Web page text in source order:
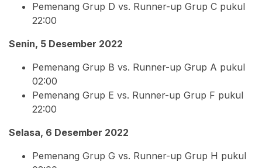
Pemenang Grup D vs. Runner-up Grup C pukul
22:00
Senin, 5 Desember 2022
Pemenang Grup B vs. Runner-up Grup A pukul
02:00
Pemenang Grup E vs. Runner-up Grup F pukul
22:00
Selasa, 6 Desember 2022
Pemenang Grup G vs. Runner-up Grup H pukul